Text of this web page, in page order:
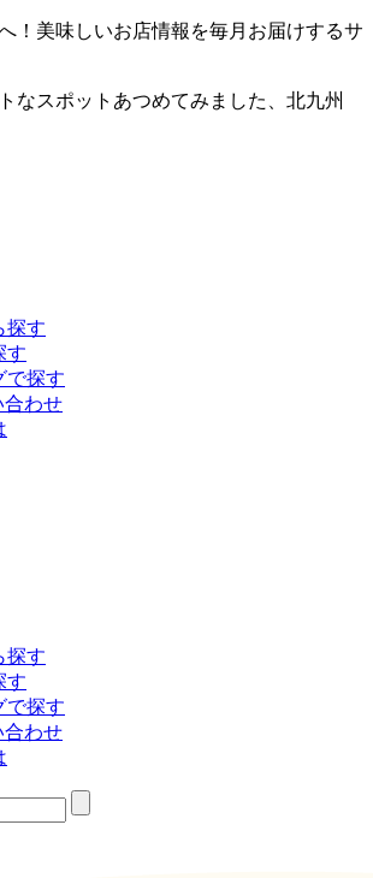
！美味しいお店情報を毎月お届けするサ
なスポット あつめてみました、 北九州
探す
す
で探す
合わせ
探す
す
で探す
合わせ